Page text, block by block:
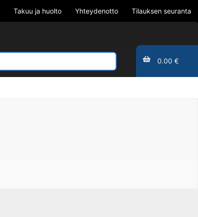
Takuu ja huolto Yhteydenotto Tilauksen seuranta
0.00 €